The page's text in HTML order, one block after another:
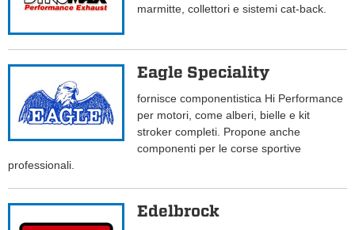
marmitte, collettori e sistemi cat-back.
Eagle Speciality
fornisce componentistica Hi Performance
per motori, come alberi, bielle e kit
stroker completi. Propone anche
componenti per le corse sportive
professionali.
Edelbrock